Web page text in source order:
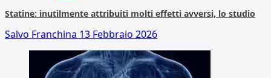
Statine: inutilmente attribuiti molti effetti avversi, lo studio
Salvo Franchina 13 Febbraio 2026